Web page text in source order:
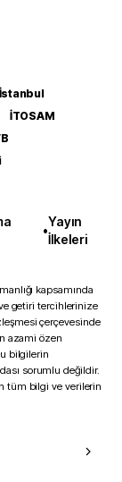
İTOSAM
•
Yayın
İlkeleri
kapsamında
getiri tercihlerinize
çerçevesinde
azami özen
bilgilerin
sorumlu değildir.
tüm bilgi ve verilerin